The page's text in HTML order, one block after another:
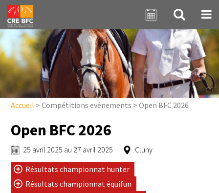
Aller au contenu principal
Accueil > Compétitions evénements > Open BFC 2026
Open BFC 2026
25 avril 2025 au 27 avril 2025
Cluny
Résultats championnat hunter
Résultats championnat équifun